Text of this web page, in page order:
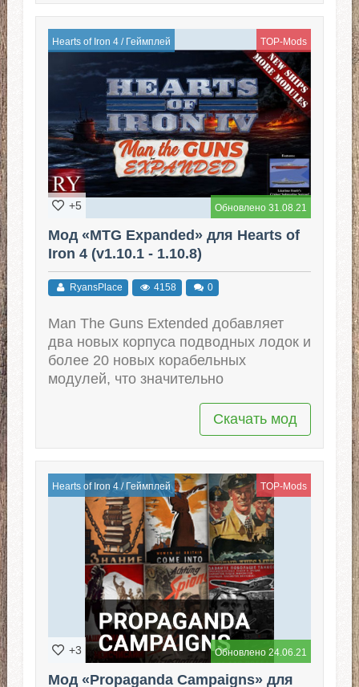
Hearts of Iron 4/ Геймплей TOP-Mods
Обновлено 31.08.21
+5
Мод «MTG Expanded» для Hearts of
Iron 4 (v1.10.1 - 1.10.8)
RyansPlace 4158 0
Man The Guns Extended добавляет
два новых корпуса подводных лодок и
более 20 новых корабельных
модулей, что значительно
Скачать мод
Hearts of Iron 4/ Геймплей TOP-Mods
Обновлено 24.06.21
+3
Мод «Propaganda Campaigns» для